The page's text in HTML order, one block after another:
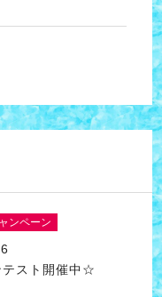
ンペーン
テスト開催中☆